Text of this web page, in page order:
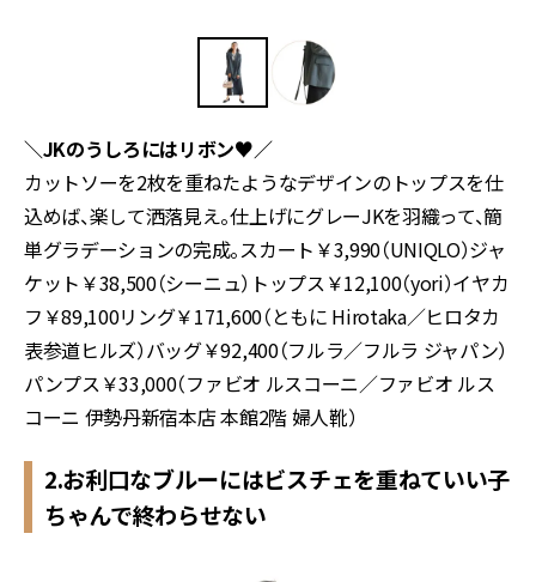
＼JKのうしろにはリボン♥／
カットソーを2枚を重ねたようなデザインのトップスを仕
込めば、楽して洒落見え。仕上げにグレーJKを羽織って、簡
単グラデーションの完成。スカート￥3,990（UNIQLO）ジャ
ケット￥38,500（シーニュ）トップス￥12,100（yori）イヤカ
フ￥89,100リング￥171,600（ともに Hirotaka／ヒロタカ
表参道ヒルズ）バッグ￥92,400（フルラ／フルラ ジャパン）
パンプス￥33,000（ファビオ ルスコーニ／ファビオ ルス
コーニ 伊勢丹新宿本店 本館2階 婦人靴）
2.お利口なブルーにはビスチェを重ねていい子
ちゃんで終わらせない